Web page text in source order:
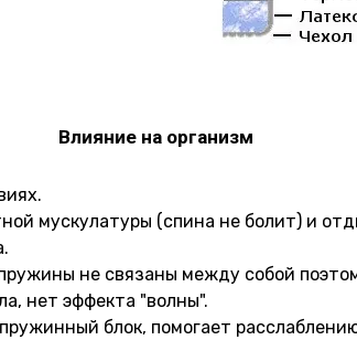
Влияние на организм
мускулатуры (спина не болит) и
не связаны между собой
нет эффекта "волны".
блок, помогает